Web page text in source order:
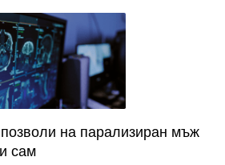
на парализиран мъж
сам